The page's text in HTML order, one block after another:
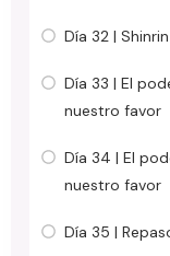
Día 32 |
Día 33 | El
nuestro favor
Día 34 | El
nuestro favor
Día 35 |